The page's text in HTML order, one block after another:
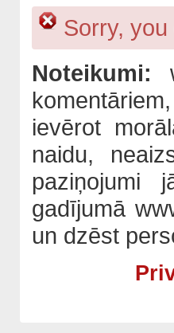
Sorry,
Noteikumi:
ievērot
naidu,
paziņojumi
gadījumā
un dzēst